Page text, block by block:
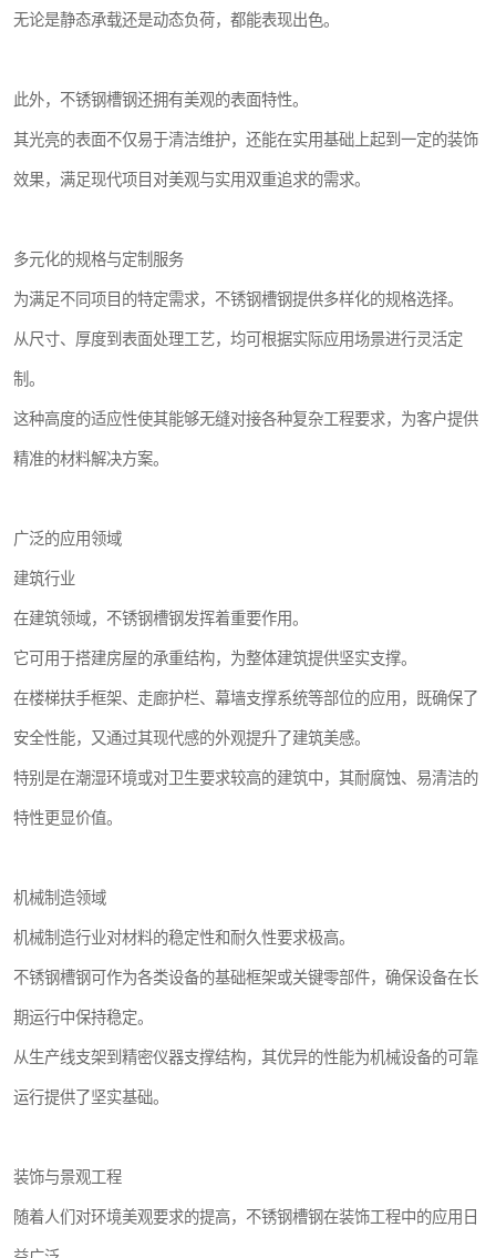
无论是静态承载还是动态负荷，都能表现出色。
此外，不锈钢槽钢还拥有美观的表面特性。
其光亮的表面不仅易于清洁维护，还能在实用基础上起到一定的装饰
效果，满足现代项目对美观与实用双重追求的需求。
多元化的规格与定制服务
为满足不同项目的特定需求，不锈钢槽钢提供多样化的规格选择。
从尺寸、厚度到表面处理工艺，均可根据实际应用场景进行灵活定
制。
这种高度的适应性使其能够无缝对接各种复杂工程要求，为客户提供
精准的材料解决方案。
广泛的应用领域
建筑行业
在建筑领域，不锈钢槽钢发挥着重要作用。
它可用于搭建房屋的承重结构，为整体建筑提供坚实支撑。
在楼梯扶手框架、走廊护栏、幕墙支撑系统等部位的应用，既确保了
安全性能，又通过其现代感的外观提升了建筑美感。
特别是在潮湿环境或对卫生要求较高的建筑中，其耐腐蚀、易清洁的
特性更显价值。
机械制造领域
机械制造行业对材料的稳定性和耐久性要求极高。
不锈钢槽钢可作为各类设备的基础框架或关键零部件，确保设备在长
期运行中保持稳定。
从生产线支架到精密仪器支撑结构，其优异的性能为机械设备的可靠
运行提供了坚实基础。
装饰与景观工程
随着人们对环境美观要求的提高，不锈钢槽钢在装饰工程中的应用日